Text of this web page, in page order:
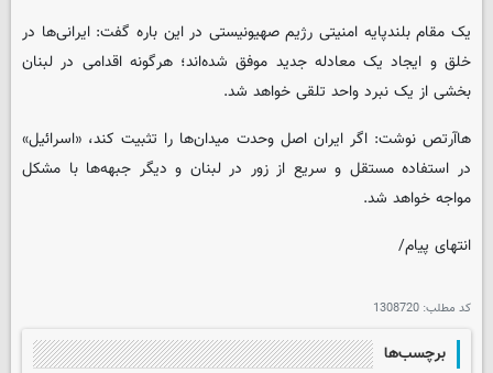
یک مقام بلندپایه امنیتی رژیم صهیونیستی در این باره گفت: ایرانی‌ها در
خلق و ایجاد یک معادله جدید موفق شده‌اند؛ هرگونه اقدامی در لبنان
بخشی از یک نبرد واحد تلقی خواهد شد.
هاآرتص نوشت: اگر ایران اصل وحدت میدان‌ها را تثبیت کند، «اسرائیل»
در استفاده مستقل و سریع از زور در لبنان و دیگر جبهه‌ها با مشکل
مواجه خواهد شد.
انتهای پیام/
کد مطلب: 1308720
برچسب‌ها